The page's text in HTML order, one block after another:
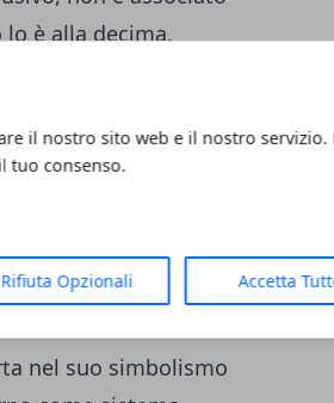
il nostro sito web e il nostro servizio.
tuo consenso.
Rifiuta Opzionali Accetta
lo è alla decima,
e processi di
da una
natura immortale
paradossale: la
si impara a curare gli
nel suo simbolismo